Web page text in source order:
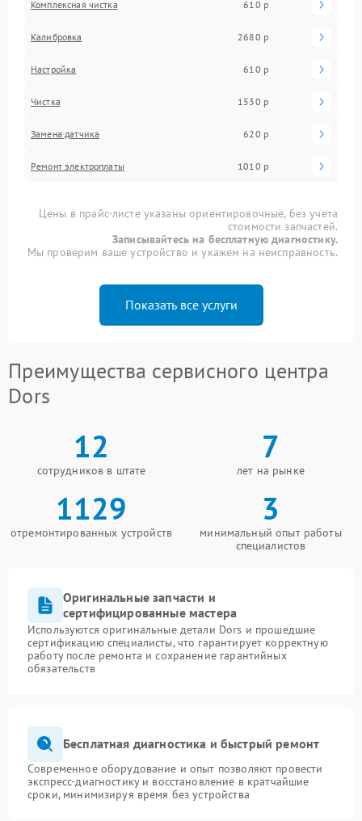
Комплексная чистка 610 р
Калибровка 2680 р
Настройка 610 р
Чистка 1530 р
Замена датчика 620 р
Ремонт электроплаты 1010 р
Цены в прайс-листе указаны ориентировочные, без учета
стоимости запчастей.
Записывайтесь на бесплатную диагностику.
Мы проверим ваше устройство и укажем на неисправность.
Показать все услуги
Преимущества сервисного центра
Dors
12
сотрудников в штате
7
лет на рынке
1129
отремонтированных устройств
3
минимальный опыт работы
специалистов
Оригинальные запчасти и
сертифицированные мастера
Используются оригинальные детали Dors и прошедшие
сертификацию специалисты, что гарантирует корректную
работу после ремонта и сохранение гарантийных
обязательств
Бесплатная диагностика и быстрый ремонт
Современное оборудование и опыт позволяют провести
экспресс-диагностику и восстановление в кратчайшие
сроки, минимизируя время без устройства